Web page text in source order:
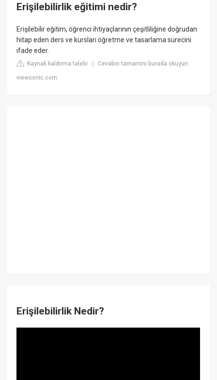
Erişilebilirlik eğitimi nedir?
Erişilebilir eğitim, öğrenci ihtiyaçlarının çeşitliliğine doğrudan
hitap eden ders ve kursları öğretme ve tasarlama sürecini
ifade eder.
Kaynak kaldırma talebi |Cevabın tamamını burada okuyun:
viewsonic.com
Erişilebilirlik Nedir?